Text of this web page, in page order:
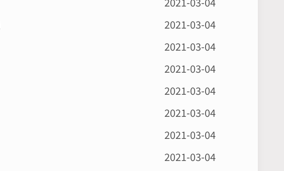
2021-03-04
2021-03-04
2021-03-04
2021-03-04
2021-03-04
2021-03-04
2021-03-04